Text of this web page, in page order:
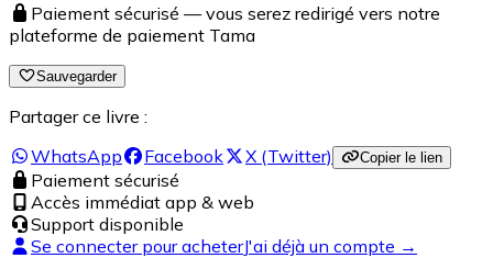
Paiement sécurisé — vous serez redirigé vers notre
plateforme de paiement Tama
Sauvegarder
Partager ce livre :
WhatsApp
Facebook X (Twitter) Copier le lien
Paiement sécurisé
Accès immédiat app & web
Support disponible
Se connecter pour acheterJ'ai déjà un compte →